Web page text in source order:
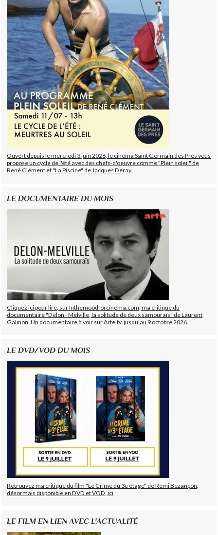
Ouvert depuis le mercredi 3 juin 2026, le cinéma Saint Germain des Prés vous
propose un cycle de l'été avec des chefs-d'oeuvre comme "Plein soleil" de
René Clément et "La Piscine" de Jacques Deray.
LE DOCUMENTAIRE DU MOIS
Cliquez ici pour lire, sur Inthemoodforcinema.com, ma critique du
documentaire "Delon - Melville, la solitude de deux samouraïs" de Laurent
Galinon. Un documentaire à voir sur Arte.tv, jusqu'au 9 octobre 2026.
LE DVD/VOD DU MOIS
Retrouvez ma critique du film "Le Crime du 3e étage" de Rémi Bezançon,
désormais disponible en DVD et VOD, ici
LE FILM EN LIEN AVEC L'ACTUALITÉ